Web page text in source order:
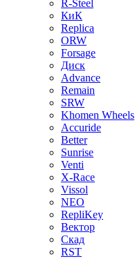
R-Steel
КиК
Replica
ORW
Forsage
Диск
Advance
Remain
SRW
Khomen Wheels
Accuride
Better
Sunrise
Venti
X-Race
Vissol
NEO
RepliKey
Вектор
Скад
RST